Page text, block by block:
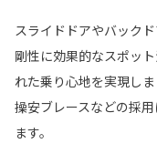
スライドドアやバック
剛性に効果的なスポッ
れた乗り心地を実現し
操安ブレースなどの採
ます。